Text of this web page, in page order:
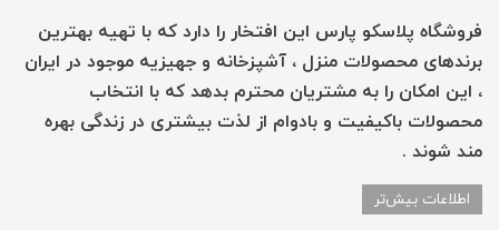
فروشگاه پلاسکو پارس این افتخار را دارد که با تهیه بهترین
برندهای محصولات منزل ، آشپزخانه و جهیزیه موجود در ایران
، این امکان را به مشتریان محترم بدهد که با انتخاب
محصولات باکیفیت و بادوام از لذت بیشتری در زندگی بهره
مند شوند .
اطلاعات بیش‌تر